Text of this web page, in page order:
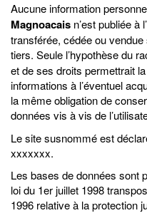
Aucune information
Magnoacais n’est publiée à
transférée, cédée ou
tiers. Seule l’hypothèse du
et de ses droits permettrait
informations à l’éventuel
la même obligation de
données vis à vis de
Le site susnommé est
xxxxxxx.
Les bases de données sont
loi du 1er juillet 1998
1996 relative à la protection